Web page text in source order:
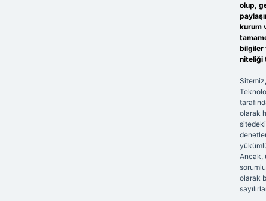
olup,
kurum
bilgiler
niteliği
olarak
Ancak,
olarak